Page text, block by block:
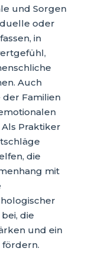
und Sorgen
oder
in
Auch
der Familien
Praktiker
die
mit
die
und ein
fördern.